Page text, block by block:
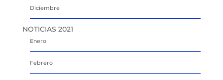
Diciembre
NOTICIAS 2021
Enero
Febrero